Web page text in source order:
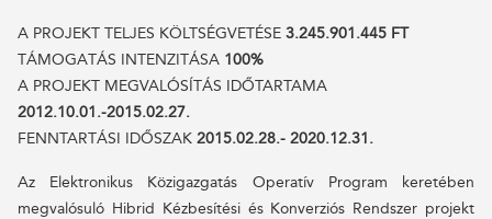
A PROJEKT TELJES KÖLTSÉGVETÉSE 3.245.901.445 FT
TÁMOGATÁS INTENZITÁSA 100%
A PROJEKT MEGVALÓSÍTÁS IDŐTARTAMA
2012.10.01.-2015.02.27.
FENNTARTÁSI IDŐSZAK 2015.02.28.- 2020.12.31.
Az Elektronikus Közigazgatás Operatív Program keretében
megvalósuló Hibrid Kézbesítési és Konverziós Rendszer projekt